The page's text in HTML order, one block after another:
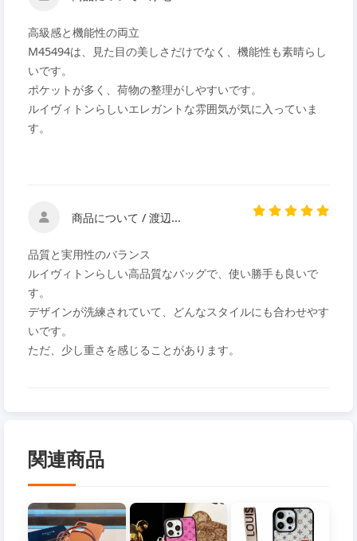
高級感と機能性の両立
M45494は、見た目の美しさだけでなく、機能性も素晴らし
いです。
ポケットが多く、荷物の整理がしやすいです。
ルイヴィトンらしいエレガントな雰囲気が気に入っていま
す。
商品について / 渡辺...
品質と実用性のバランス
ルイヴィトンらしい高品質なバッグで、使い勝手も良いで
す。
デザインが洗練されていて、どんなスタイルにも合わせやす
いです。
ただ、少し重さを感じることがあります。
関連商品